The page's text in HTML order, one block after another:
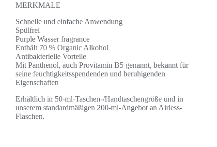
MERKMALE
Schnelle und einfache Anwendung
Spülfrei
Purple Wasser fragrance
Enthält 70 % Organic Alkohol
Antibakterielle Vorteile
Mit Panthenol, auch Provitamin B5 genannt, bekannt für
seine feuchtigkeitsspendenden und beruhigenden
Eigenschaften
Erhältlich in 50-ml-Taschen-/Handtaschengröße und in
unserem standardmäßigen 200-ml-Angebot an Airless-
Flaschen.